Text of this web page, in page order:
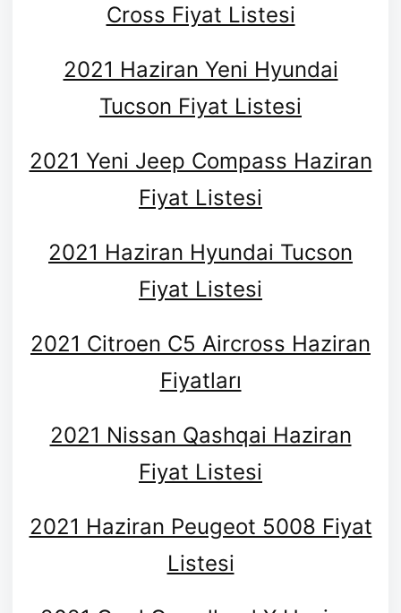
Cross Fiyat Listesi
2021 Haziran Yeni Hyundai
Tucson Fiyat Listesi
2021 Yeni Jeep Compass Haziran
Fiyat Listesi
2021 Haziran Hyundai Tucson
Fiyat Listesi
2021 Citroen C5 Aircross Haziran
Fiyatları
2021 Nissan Qashqai Haziran
Fiyat Listesi
2021 Haziran Peugeot 5008 Fiyat
Listesi